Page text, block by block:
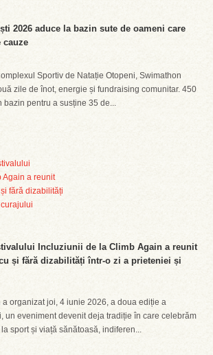
2026 aduce la bazin sute de oameni care
cauze
Sportiv de Natație Otopeni, Swimathon
zile de înot, energie și fundraising comunitar. 450
bazin pentru a susține 35 de...
Incluziunii de la Climb Again a reunit
și fără dizabilități într-o zi a prieteniei și
organizat joi, 4 iunie 2026, a doua ediție a
un eveniment devenit deja tradiție în care celebrăm
sport și viață sănătoasă, indiferen...